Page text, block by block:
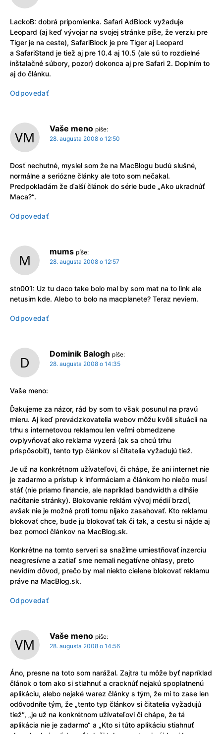
LackoB: dobrá pripomienka. Safari AdBlock vyžaduje
Leopard (aj keď vývojar na svojej stránke píše, že verziu pre
Tiger je na ceste), SafariBlock je pre Tiger aj Leopard
a SafariStand je tiež aj pre 10.4 aj 10.5 (ale sú to rozdielné
inštalačné súbory, pozor) dokonca aj pre Safari 2. Doplním to
aj do článku.
Odpovedať
Vaše meno píše:
28. augusta 2008 o 12:50
Dosť nechutné, myslel som že na MacBlogu budú slušné,
normálne a seriózne články ale toto som nečakal.
Predpokladám že ďalší článok do série bude „Ako ukradnúť
Maca?“.
Odpovedať
mums píše:
28. augusta 2008 o 12:57
stn001: Uz tu daco take bolo mal by som mat na to link ale
netusim kde. Alebo to bolo na macplanete? Teraz neviem.
Odpovedať
Dominik Balogh píše:
28. augusta 2008 o 14:35
Vaše meno:
Ďakujeme za názor, rád by som to však posunul na pravú
mieru. Aj keď prevádzkovatelia webov môžu kvôli situácii na
trhu s internetovou reklamou len veľmi obmedzene
ovplyvňovať ako reklama vyzerá (ak sa chcú trhu
prispôsobiť), tento typ článkov si čitatelia vyžadujú tiež.
Je už na konkrétnom užívateľovi, či chápe, že ani internet nie
je zadarmo a prístup k informáciam a článkom ho niečo musí
stáť (nie priamo financie, ale napríklad bandwidth a dlhšie
načítanie stránky). Blokovanie reklám vývoj médií brzdí,
avšak nie je možné proti tomu nijako zasahovať. Kto reklamu
blokovať chce, bude ju blokovať tak či tak, a cestu si nájde aj
bez pomoci článkov na MacBlog.sk.
Konkrétne na tomto serveri sa snažíme umiestňovať inzerciu
neagresívne a zatiaľ sme nemali negatívne ohlasy, preto
nevidím dôvod, prečo by mal niekto cielene blokovať reklamu
práve na MacBlog.sk.
Odpovedať
Vaše meno píše:
28. augusta 2008 o 14:56
Áno, presne na toto som narážal. Zajtra tu môže byť napríklad
článok o tom ako si stiahnuť a cracknúť nejakú spoplatnenú
aplikáciu, alebo nejaké warez články s tým, že mi to zase len
odôvodníte tým, že „tento typ článkov si čitatelia vyžadujú
tiež“, „je už na konkrétnom užívateľovi či chápe, že tá
aplikácia nie je zadarmo“ a „Kto si túto aplikáciu stiahnuť